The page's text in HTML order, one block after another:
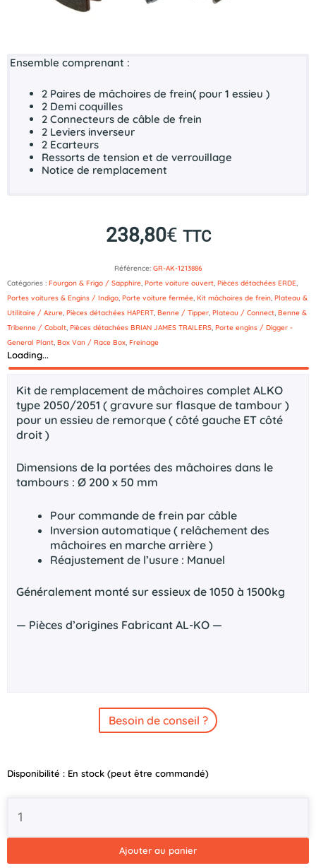
Ensemble comprenant :
2 Paires de mâchoires de frein( pour 1 essieu )
2 Demi coquilles
2 Connecteurs de câble de frein
2 Leviers inverseur
2 Ecarteurs
Ressorts de tension et de verrouillage
Notice de remplacement
238,80€ TTC
Référence: GR-AK-1213886
Catégories : Fourgon & Frigo / Sapphire, Porte voiture ouvert, Pièces détachées ERDE,
Portes voitures & Engins / Indigo, Porte voiture fermée, Kit mâchoires de frein, Plateau &
Utilitaire / Azure, Pièces détachées HAPERT, Benne / Tipper, Plateau / Connect, Benne &
Tribenne / Cobalt, Pièces détachées BRIAN JAMES TRAILERS, Porte engins / Digger -
General Plant, Box Van / Race Box, Freinage
Loading...
Description
Kit de remplacement de mâchoires complet ALKO
type 2050/2051 ( gravure sur flasque de tambour )
pour un essieu de remorque ( côté gauche ET côté
droit )
Dimensions de la portées des mâchoires dans le
tambours : Ø 200 x 50 mm
Pour commande de frein par câble
Inversion automatique ( relâchement des
mâchoires en marche arrière )
Réajustement de l’usure : Manuel
Généralement monté sur essieux de 1050 à 1500kg
— Pièces d’origines Fabricant AL-KO —
Besoin de conseil ?
Disponibilité : En stock (peut être commandé)
quantité
complet
frein
Ajouter au panier